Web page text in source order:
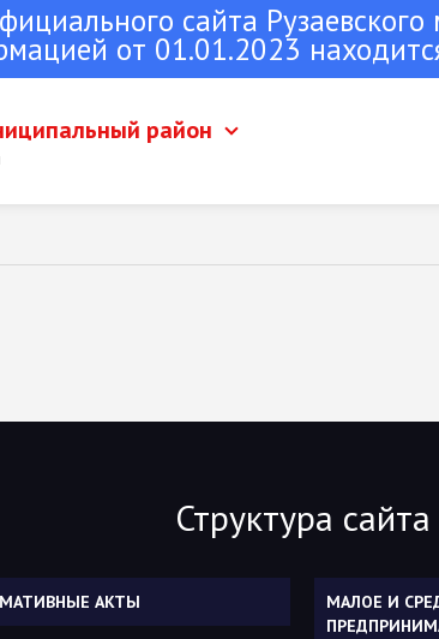
сайта
от 01.01.2023
район
Рузаевка
Структура сайта
АКТЫ
МАЛОЕ И